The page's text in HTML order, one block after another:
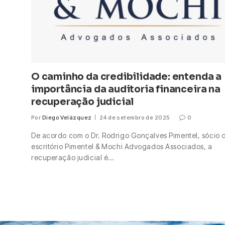
O caminho da credibilidade: entenda a
importância da auditoria financeira na
recuperação judicial
Por Diego Velázquez 24 de setembro de 2025 0
De acordo com o Dr. Rodrigo Gonçalves Pimentel, sócio
escritório Pimentel & Mochi Advogados Associados, a
recuperação judicial é…